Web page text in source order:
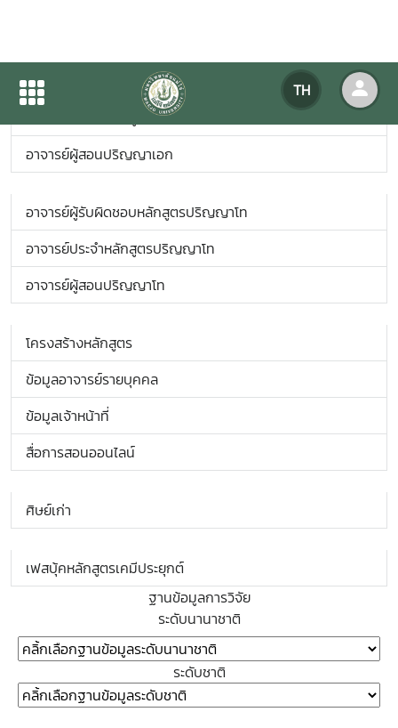
TH
อาจารย์ผู้รับผิดชอบหลักสูตรปริญญาเอก
อาจารย์ประจำหลักสูตรปริญญาเอก
อาจารย์ผู้สอนปริญญาเอก
อาจารย์ผู้รับผิดชอบหลักสูตรปริญญาโท
อาจารย์ประจำหลักสูตรปริญญาโท
อาจารย์ผู้สอนปริญญาโท
โครงสร้างหลักสูตร
ข้อมูลอาจารย์รายบุคคล
ข้อมูลเจ้าหน้าที่
สื่อการสอนออนไลน์
ศิษย์เก่า
เฟสบุ้คหลักสูตรเคมีประยุกต์
ฐานข้อมูลการวิจัย
ระดับนานาชาติ
ระดับชาติ